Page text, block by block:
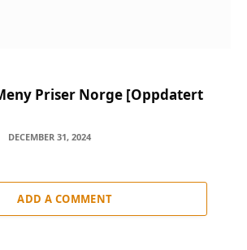
Priser Norge [Oppdatert
DECEMBER 31, 2024
ADD A COMMENT